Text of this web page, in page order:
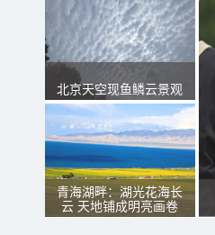
北京天空现鱼鳞云景观
青海湖畔：湖光花海长
云 天地铺成明亮画卷